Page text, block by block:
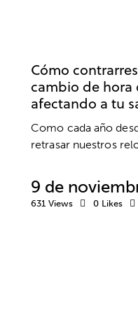
Cómo
cambio de
afectando a tu
Como cada año
retrasar nuestros
9 de
631 Views 0 Likes